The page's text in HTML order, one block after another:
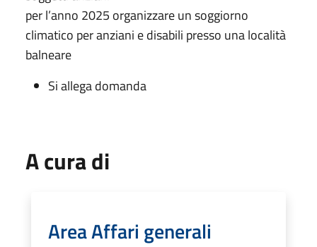
per l’anno 2025 organizzare un soggiorno
climatico per anziani e disabili presso una località
balneare
Si allega domanda
A cura di
Area Affari generali